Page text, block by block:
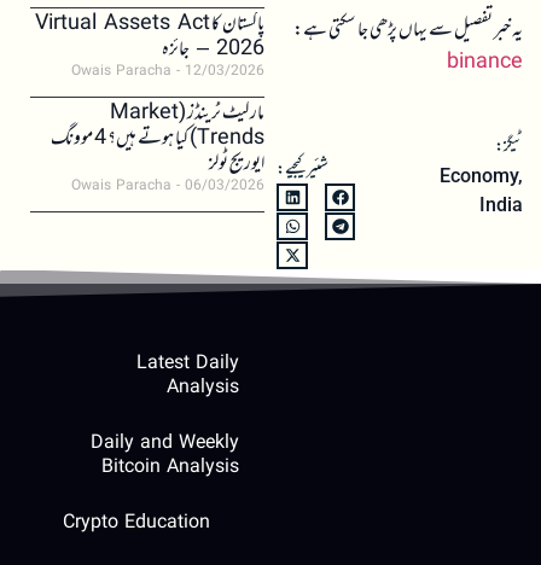
یہ خبر تفصیل سے یہاں پڑھی جا سکتی ہے:
binance
ٹیگز:
Economy,
India
شئیر کیجیے:
پاکستان کا Virtual Assets Act
2026 – جائزہ
Owais Paracha 12/03/2026
مارکیٹ ٹرینڈز (Market
Trends) کیا ہوتے ہیں؟ 4 موونگ
ایوریج ٹولز
Owais Paracha 06/03/2026
Latest Daily
Analysis
Daily and Weekly
Bitcoin Analysis
Crypto Education